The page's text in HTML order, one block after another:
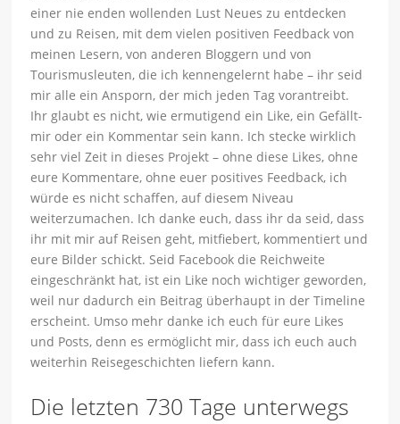
einer nie enden wollenden Lust Neues zu entdecken
und zu Reisen, mit dem vielen positiven Feedback von
meinen Lesern, von anderen Bloggern und von
Tourismusleuten, die ich kennengelernt habe – ihr seid
mir alle ein Ansporn, der mich jeden Tag vorantreibt.
Ihr glaubt es nicht, wie ermutigend ein Like, ein Gefällt-
mir oder ein Kommentar sein kann. Ich stecke wirklich
sehr viel Zeit in dieses Projekt – ohne diese Likes, ohne
eure Kommentare, ohne euer positives Feedback, ich
würde es nicht schaffen, auf diesem Niveau
weiterzumachen. Ich danke euch, dass ihr da seid, dass
ihr mit mir auf Reisen geht, mitfiebert, kommentiert und
eure Bilder schickt. Seid Facebook die Reichweite
eingeschränkt hat, ist ein Like noch wichtiger geworden,
weil nur dadurch ein Beitrag überhaupt in der Timeline
erscheint. Umso mehr danke ich euch für eure Likes
und Posts, denn es ermöglicht mir, dass ich euch auch
weiterhin Reisegeschichten liefern kann.
Die letzten 730 Tage unterwegs